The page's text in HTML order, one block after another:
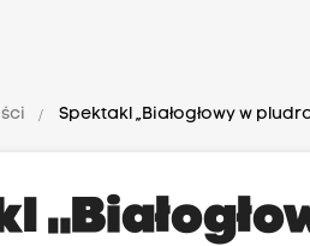
Spektakl „Białogłowy w